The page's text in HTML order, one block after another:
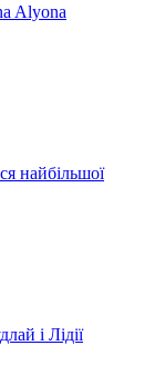
Alyona
найбільшої
і Лідії